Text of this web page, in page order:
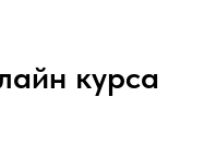
курса